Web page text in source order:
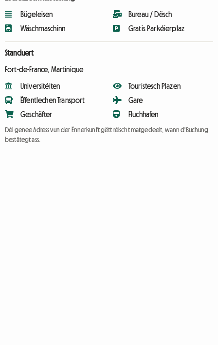
Bügeleisen
Wäschmaschinn
Bureau / Dësch
Gratis Parkéierplaz
Standuert
Fort-de-France, Martinique
Universitéiten
Ëffentlechen Transport
Geschäfter
Touristesch Plazen
Gare
Fluchhafen
Déi genee Adress vun der Ënnerkunft gëtt réischt matgedeelt, wann d'Buchung
bestätegt ass.